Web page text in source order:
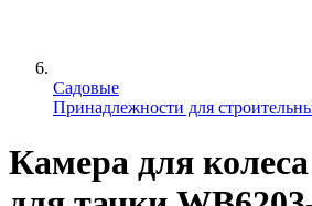
Садовые
Принадлежности для
Камера для